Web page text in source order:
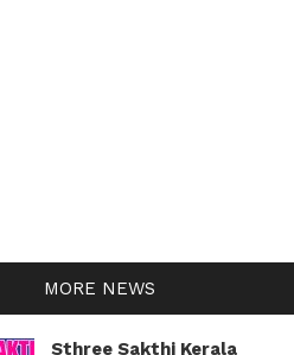
MORE NEWS
Sthree Sakthi Kerala